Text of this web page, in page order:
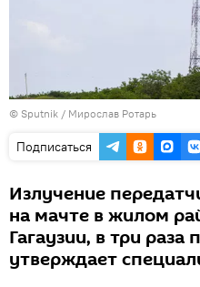
© Sputnik / Мирослав Ротарь
Подписаться
Излучение
на мачте в жилом
Гагаузии, в три
утверждает